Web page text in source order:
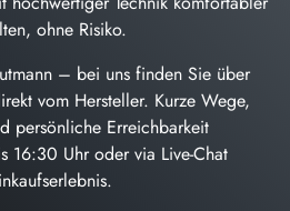
ohne Risiko.
– bei uns finden Sie über
vom Hersteller. Kurze Wege,
persönliche Erreichbarkeit
Uhr oder via Live-Chat